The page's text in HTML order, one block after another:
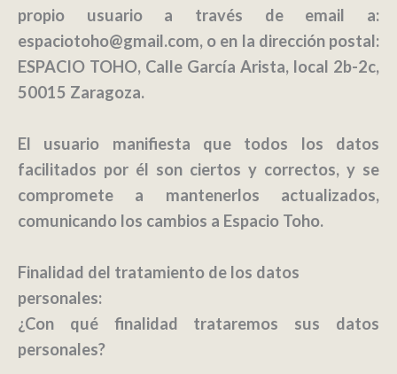
propio usuario a través de email a:
espaciotoho@gmail.com, o en la dirección postal:
ESPACIO TOHO, Calle García Arista, local 2b-2c,
50015 Zaragoza.
El usuario manifiesta que todos los datos
facilitados por él son ciertos y correctos, y se
compromete a mantenerlos actualizados,
comunicando los cambios a Espacio Toho.
Finalidad del tratamiento de los datos
personales:
¿Con qué finalidad trataremos sus datos
personales?